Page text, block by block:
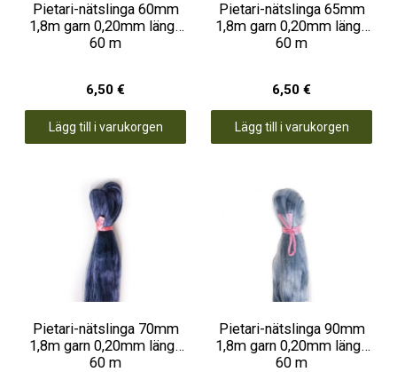
Pietari-nätslinga 60mm
1,8m garn 0,20mm längd
60 m
6,50 €
Lägg till i varukorgen
Pietari-nätslinga 65mm
1,8m garn 0,20mm längd
60 m
6,50 €
Lägg till i varukorgen
Pietari-nätslinga 70mm
1,8m garn 0,20mm längd
60 m
Pietari-nätslinga 90mm
1,8m garn 0,20mm längd
60 m